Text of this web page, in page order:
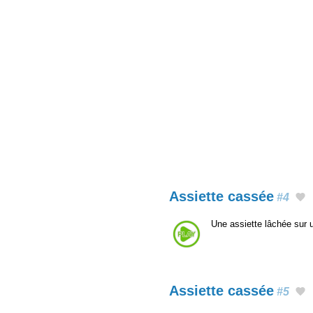
Assiette cassée #4
Une assiette lâchée sur
Assiette cassée #5